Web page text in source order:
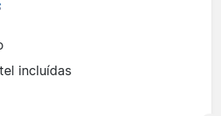
incluídas